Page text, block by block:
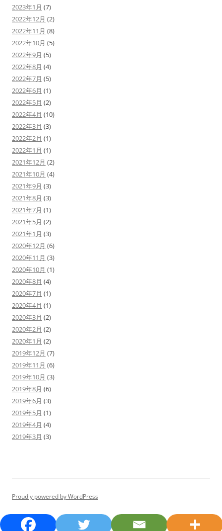
2023年1月 (7)
2022年12月 (2)
2022年11月 (8)
2022年10月 (5)
2022年9月 (5)
2022年8月 (4)
2022年7月 (5)
2022年6月 (1)
2022年5月 (2)
2022年4月 (10)
2022年3月 (3)
2022年2月 (1)
2022年1月 (1)
2021年12月 (2)
2021年10月 (4)
2021年9月 (3)
2021年8月 (3)
2021年7月 (1)
2021年5月 (2)
2021年1月 (3)
2020年12月 (6)
2020年11月 (3)
2020年10月 (1)
2020年8月 (4)
2020年7月 (1)
2020年4月 (1)
2020年3月 (2)
2020年2月 (2)
2020年1月 (2)
2019年12月 (7)
2019年11月 (6)
2019年10月 (3)
2019年8月 (6)
2019年6月 (3)
2019年5月 (1)
2019年4月 (4)
2019年3月 (3)
Proudly powered by WordPress